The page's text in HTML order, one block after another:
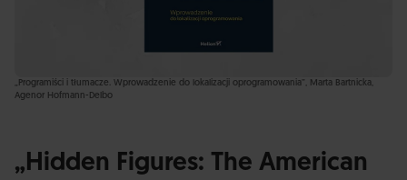
„Programiści i tłumacze. Wprowadzenie do lokalizacji oprogramowania”, Marta Bartnicka,
Agenor Hofmann-Delbo
„Hidden Figures: The American